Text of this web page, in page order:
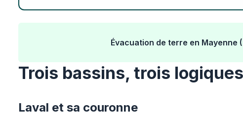
Évacuation de terre en Mayenne
Trois bassins, trois
Laval et sa couronne